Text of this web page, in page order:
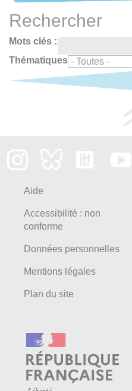
Rechercher
Mots clés :
Thématiques
Aide
Accessibilité : non
conforme
Données personnelles
Mentions légales
Plan du site